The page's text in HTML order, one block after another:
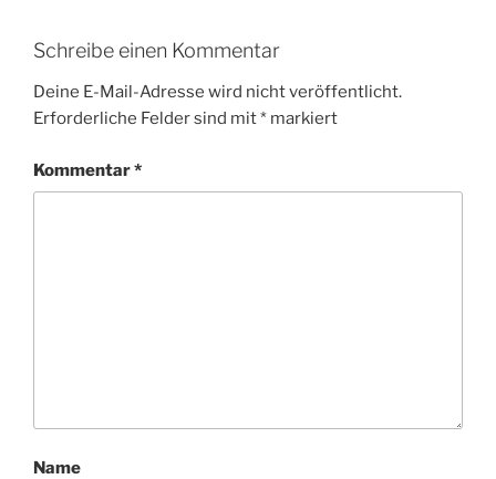
Schreibe einen Kommentar
Deine E-Mail-Adresse wird nicht veröffentlicht.
Erforderliche Felder sind mit* markiert
Kommentar*
Name